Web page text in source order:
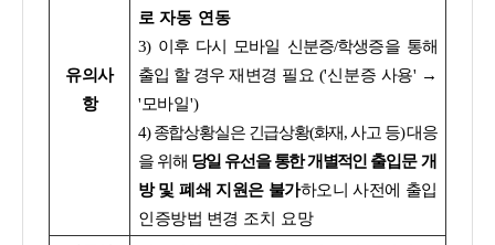
유의사
항
로 자동 연동
3) 이후 다시 모바일 신분증/학생증을 통해
출입 할 경우재변경 필요 ('신분증 사용' →
'모바일')
4) 종합상황실은 긴급상황(화재, 사고 등) 대응
을 위해 당일 유선을 통한개별적인 출입문 개
방 및 폐쇄 지원은 불가하오니 사전에 출입
인증방법 변경 조치 요망